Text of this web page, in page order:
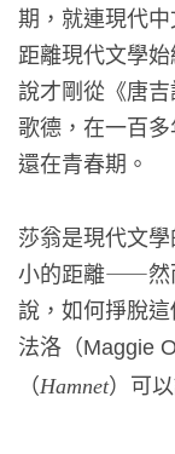
期，就連現代
距離現代文學
說才剛從《唐
歌德，在一百
還在青春期。
莎翁是現代文
小的距離——然
說，如何掙脫
法洛（Maggie
（Hamnet）可